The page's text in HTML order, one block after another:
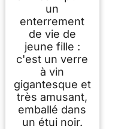
un
enterrement
de vie de
jeune fille :
c'est un verre
à vin
gigantesque et
très amusant,
emballé dans
un étui noir.